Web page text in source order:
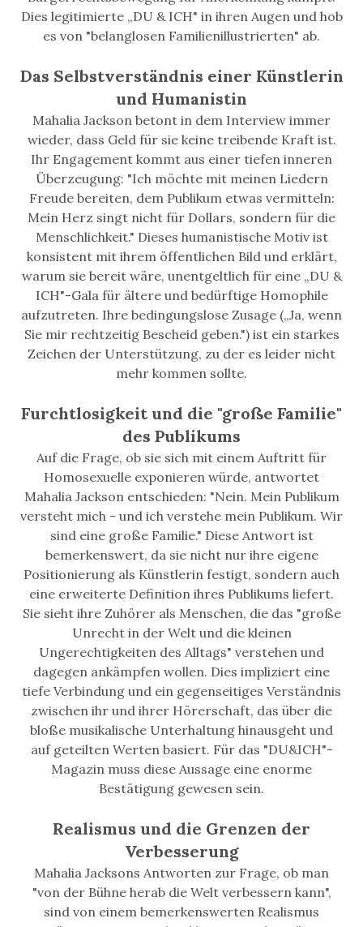
Dies legitimierte „DU & ICH" in ihren Augen und hob
es von "belanglosen Familienillustrierten" ab.
Das Selbstverständnis einer Künstlerin
und Humanistin
Mahalia Jackson betont in dem Interview immer
wieder, dass Geld für sie keine treibende Kraft ist.
Ihr Engagement kommt aus einer tiefen inneren
Überzeugung: "Ich möchte mit meinen Liedern
Freude bereiten, dem Publikum etwas vermitteln:
Mein Herz singt nicht für Dollars, sondern für die
Menschlichkeit." Dieses humanistische Motiv ist
konsistent mit ihrem öffentlichen Bild und erklärt,
warum sie bereit wäre, unentgeltlich für eine „DU &
ICH"-Gala für ältere und bedürftige Homophile
aufzutreten. Ihre bedingungslose Zusage („Ja, wenn
Sie mir rechtzeitig Bescheid geben.") ist ein starkes
Zeichen der Unterstützung, zu der es leider nicht
mehr kommen sollte.
Furchtlosigkeit und die "große Familie"
des Publikums
Auf die Frage, ob sie sich mit einem Auftritt für
Homosexuelle exponieren würde, antwortet
Mahalia Jackson entschieden: "Nein. Mein Publikum
versteht mich - und ich verstehe mein Publikum. Wir
sind eine große Familie." Diese Antwort ist
bemerkenswert, da sie nicht nur ihre eigene
Positionierung als Künstlerin festigt, sondern auch
eine erweiterte Definition ihres Publikums liefert.
Sie sieht ihre Zuhörer als Menschen, die das "große
Unrecht in der Welt und die kleinen
Ungerechtigkeiten des Alltags" verstehen und
dagegen ankämpfen wollen. Dies impliziert eine
tiefe Verbindung und ein gegenseitiges Verständnis
zwischen ihr und ihrer Hörerschaft, das über die
bloße musikalische Unterhaltung hinausgeht und
auf geteilten Werten basiert. Für das "DU&ICH"-
Magazin muss diese Aussage eine enorme
Bestätigung gewesen sein.
Realismus und die Grenzen der
Verbesserung
Mahalia Jacksons Antworten zur Frage, ob man
"von der Bühne herab die Welt verbessern kann",
sind von einem bemerkenswerten Realismus